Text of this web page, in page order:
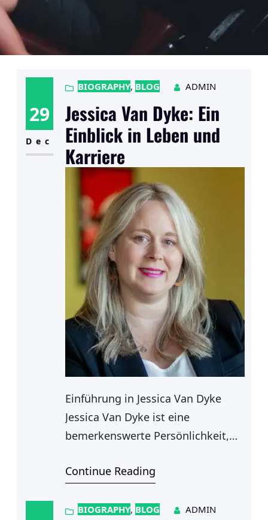
29
Dec
BIOGRAPHY, BLOG ADMIN
Jessica Van Dyke: Ein
Einblick in Leben und
Karriere
Einführung in Jessica Van Dyke
Jessica Van Dyke ist eine
bemerkenswerte Persönlichkeit,
inspiriert hat. Geboren und
Stadt, prägten ihre frühen
Continue Reading
BIOGRAPHY, BLOG ADMIN